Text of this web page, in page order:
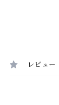
レビュー